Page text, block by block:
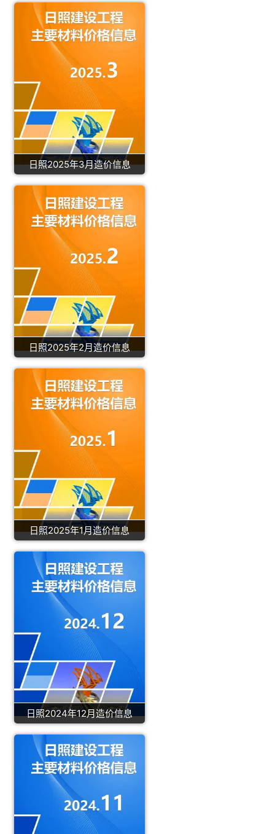
日照2025年3月造价信息
日照2025年2月造价信息
日照2025年1月造价信息
日照2024年12月造价信息